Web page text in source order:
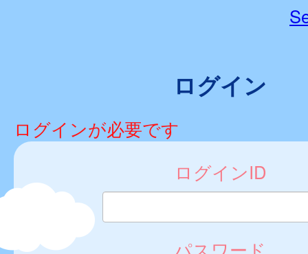
ログイン
ログインが必要です
ログインID